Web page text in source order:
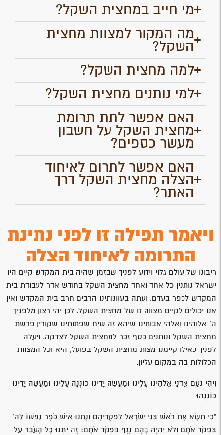
מי חייב במחצית השקל?
מה המקור למצוות מחצית
השקל?
למה מחצית השקל?
למי נותנים מחצית השקל?
האם אפשר לתת תרומת
מחצית השקל על חשבון
מעשר כספים?
האם אפשר לתרום לאיחוד
הצלה מחצית השקל דרך
האתר?
ויאמר תפילה זו לפני נתינת
התרומה לאיחוד הצלה
ריבונו של עולם גלוי וידוע לפניך שבזמן שהיה בית המקדש קיים היו
ישראל נותנין כל אחד ואחד מחצית השקל בחודש אדר לעבודת בית
המקדש לכפר בעדם. ועתה בעוונותינו הרבים חרב בית המקדש ואין
אנו יכולים לקיים מצווה זו של מחצית השקל. לכן יהי רצון מלפניך
ה' אלוהינו ואלהי אבותינו שיהא זה שיח שפתותינו שקורין פרשת
מחצית השקל ונותנים כסף זכר למחצית השקל לצדקה. ויעלה
לפניך כאילו קיימנו מצות מחצית השקל בפועל, היא וכל המצוות
הכלולות בה במקום עליון.
וִיהִי נֹעַם אֲדֹנָי אֱלֹהֵינוּ עָלֵינוּ וּמַעֲשֵׂה יָדֵינוּ כּוֹנְנָה עָלֵינוּ וּמַעֲשֵׂה יָדֵינוּ
כּוֹנְנֵהוּ
"כִּי תִשָּׂא אֶת רֹאשׁ בְּנֵי יִשְׂרָאֵל לִפְקֻדֵיהֶם וְנָתְנוּ אִישׁ כֹּפֶר נַפְשׁוֹ לַה'
בִּפְקֹד אֹתָם וְלֹא יִהְיֶה בָהֶם נֶגֶף בִּפְקֹד אֹתָם: זֶה יִתְּנוּ כָּל הָעֹבֵר עַל